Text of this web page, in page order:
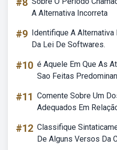
#8
A Alternativa Incorreta
#9 Identifique A Alternativa
Da Lei De Softwares.
#10 é Aquele Em Que As
Sao Feitas
#11 Comente Sobre Um
Adequados Em
#12 Classifique
De Alguns Versos Da